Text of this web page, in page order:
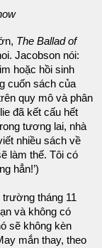
The Ballad of
Jacobson nói:
hoặc hồi sinh
cuốn sách của
quy mô và phân
đã kết cấu hết
tương lai, nhà
nhiều sách về
làm thế. Tôi có
hẳn!’)
tháng 11
và không có
sẽ không kèn
mắn thay, theo